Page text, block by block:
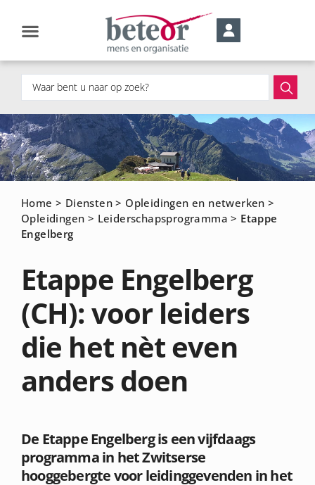
Home > Diensten > Opleidingen en netwerken >
Opleidingen > Leiderschapsprogramma > Etappe
Engelberg
Etappe Engelberg
(CH): voor leiders
die het nèt even
anders doen
De Etappe Engelberg is een vijfdaags
programma in het Zwitserse
hooggebergte voor leidinggevenden in het